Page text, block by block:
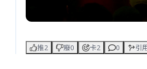
推2 廢0 卡2 0 引